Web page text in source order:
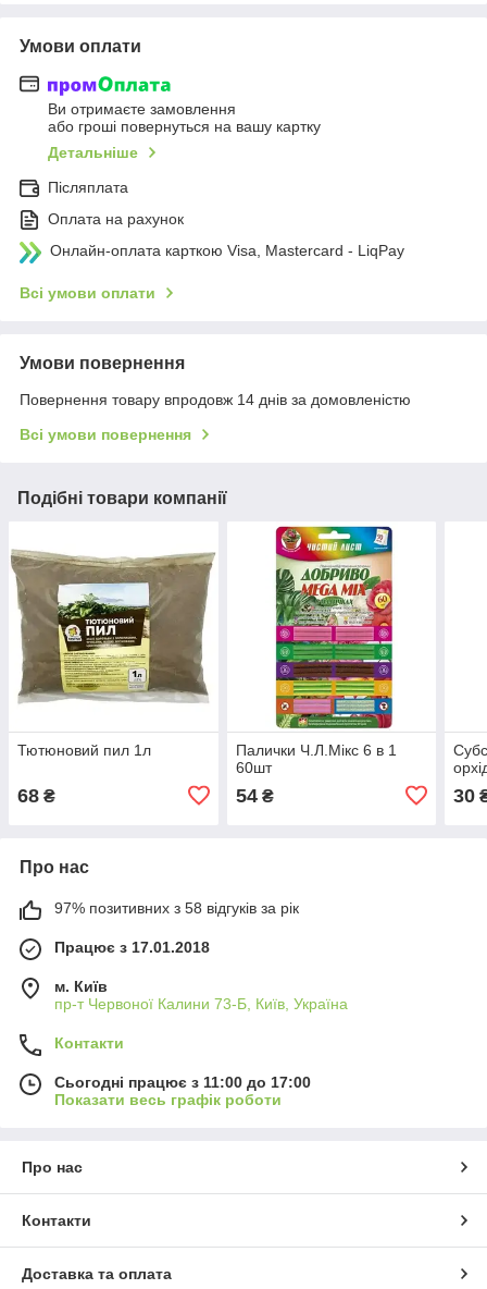
Умови оплати
Ви отримаєте замовлення
або гроші повернуться на вашу картку
Детальніше
Післяплата
Оплата на рахунок
Онлайн-оплата карткою Visa, Mastercard - LiqPay
Всі умови оплати
Умови повернення
Повернення товару впродовж 14 днів за домовленістю
Всі умови повернення
Подібні товари компанії
Тютюновий пил 1л
68 ₴
Палички Ч.Л.Мікс 6 в 1
60шт
54₴ 30
Про нас
97% позитивних з 58 відгуків за рік
Працює з 17.01.2018
м. Київ
пр-т Червоної Калини 73-Б, Київ, Україна
Контакти
Сьогодні працює з 11:00 до 17:00
Показати весь графік роботи
Про нас
Контакти
Доставка та оплата